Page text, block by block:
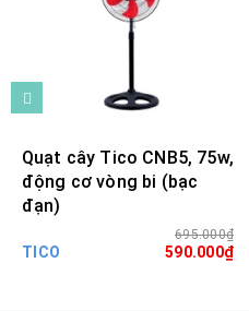
Quạt cây Tico CNB5, 75w,
động cơ vòng bi (bạc
đạn)
TICO
695.000₫
590.000₫